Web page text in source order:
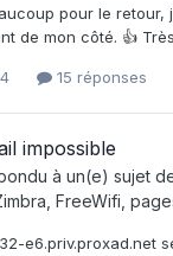
pour le retour,
de mon côté. 👍
15 réponses
impossible
à un(e) sujet
FreeWifi,
e6.priv.proxad.net